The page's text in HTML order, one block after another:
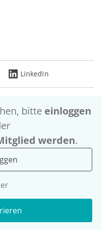
LinkedIn
bitte einloggen
werden.